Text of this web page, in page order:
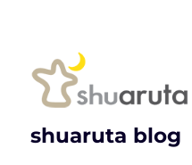
shuaruta blog